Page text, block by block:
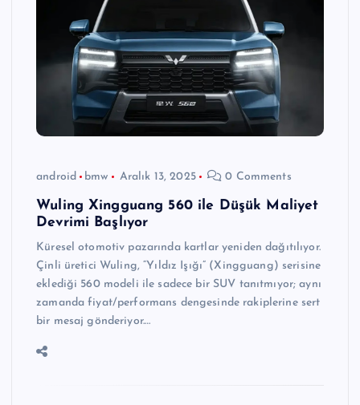
android bmw Aralık 13, 2025 0 Comments
Wuling Xingguang 560 ile Düşük Maliyet
Devrimi Başlıyor
Küresel otomotiv pazarında kartlar yeniden dağıtılıyor.
Çinli üretici Wuling, “Yıldız Işığı” (Xingguang) serisine
eklediği 560 modeli ile sadece bir SUV tanıtmıyor; aynı
zamanda fiyat/performans dengesinde rakiplerine sert
bir mesaj gönderiyor.…